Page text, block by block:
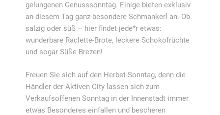
gelungenen Genusssonntag. Einige bieten exklusiv
an diesem Tag ganz besondere Schmankerl an. Ob
salzig oder süß – hier findet jede*r etwas:
wunderbare Raclette-Brote, leckere Schokofrüchte
und sogar Süße Brezen!
Freuen Sie sich auf den Herbst-Sonntag, denn die
Händler der Aktiven City lassen sich zum
Verkaufsoffenen Sonntag in der Innenstadt immer
etwas Besonderes einfallen und bescheren